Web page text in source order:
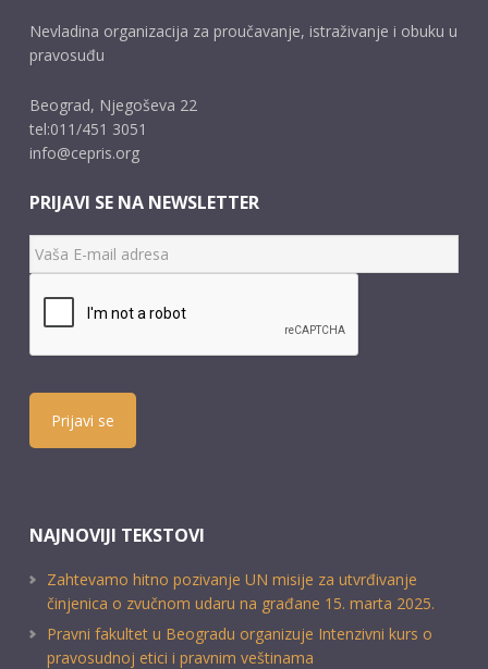
Nevladina organizacija za proučavanje, istraživanje i obuku u
pravosuđu
Beograd, Njegoševa 22
tel:011/451 3051
info@cepris.org
PRIJAVI SE NA NEWSLETTER
Prijavi se
NAJNOVIJI TEKSTOVI
Zahtevamo hitno pozivanje UN misije za utvrđivanje
činjenica o zvučnom udaru na građane 15. marta 2025.
Pravni fakultet u Beogradu organizuje Intenzivni kurs o
pravosudnoj etici i pravnim veštinama